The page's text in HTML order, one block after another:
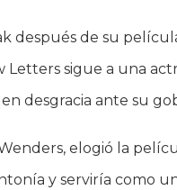
después de su
sigue a una
desgracia ante su
elogió la
y serviría como